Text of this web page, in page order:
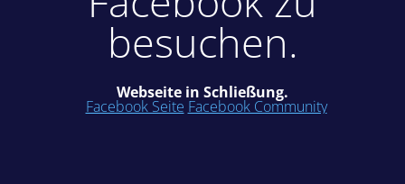
besuchen.
Webseite in Schließung.
Facebook Seite Facebook Community